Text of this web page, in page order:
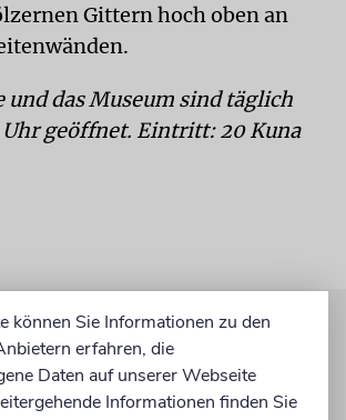
Gittern hoch oben an
und das Museum sind täglich
Uhr geöffnet. Eintritt: 20 Kuna
können Sie Informationen zu den
erfahren, die
Daten auf unserer Webseite
Informationen finden Sie